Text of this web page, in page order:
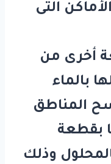
التى
أخرى من
بالماء
المناطق
بقطعة
وذلك